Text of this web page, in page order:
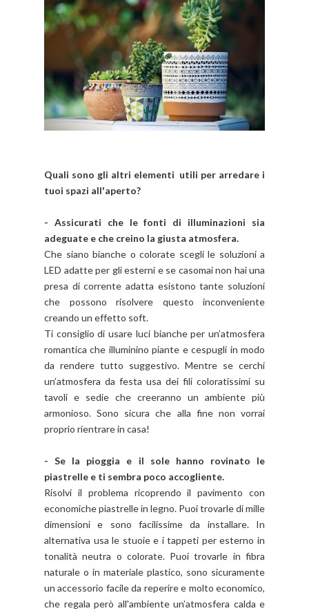
Quali sono gli altri elementi utili per arredare i
tuoi spazi all'aperto?
- Assicurati che le fonti di illuminazioni sia
adeguate e che creino la giusta atmosfera.
Che siano bianche o colorate scegli le soluzioni a
LED adatte per gli esterni e se casomai non hai una
presa di corrente adatta esistono tante soluzioni
che possono risolvere questo inconveniente
creando un effetto soft.
Ti consiglio di usare luci bianche per un’atmosfera
romantica che illuminino piante e cespugli in modo
da rendere tutto suggestivo. Mentre se cerchi
un’atmosfera da festa usa dei fili coloratissimi su
tavoli e sedie che creeranno un ambiente più
armonioso. Sono sicura che alla fine non vorrai
proprio rientrare in casa!
- Se la pioggia e il sole hanno rovinato le
piastrelle e ti sembra poco accogliente.
Risolvi il problema ricoprendo il pavimento con
economiche piastrelle in legno. Puoi trovarle di mille
dimensioni e sono facilissime da installare. In
alternativa usa le stuoie e i tappeti per esterno in
tonalità neutra o colorate. Puoi trovarle in fibra
naturale o in materiale plastico, sono sicuramente
un accessorio facile da reperire e molto economico,
che regala però all'ambiente un’atmosfera calda e